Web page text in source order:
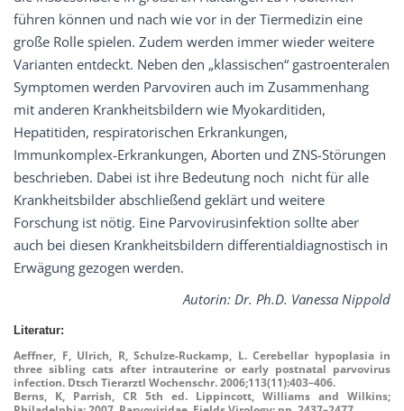
führen können und nach wie vor in der Tiermedizin eine
große Rolle spielen. Zudem werden immer wieder weitere
Varianten entdeckt. Neben den „klassischen“ gastroenteralen
Symptomen werden Parvoviren auch im Zusammenhang
mit anderen Krankheitsbildern wie Myokarditiden,
Hepatitiden, respiratorischen Erkrankungen,
Immunkomplex-Erkrankungen, Aborten und ZNS-Störungen
beschrieben. Dabei ist ihre Bedeutung noch nicht für alle
Krankheitsbilder abschließend geklärt und weitere
Forschung ist nötig. Eine Parvovirusinfektion sollte aber
auch bei diesen Krankheitsbildern differentialdiagnostisch in
Erwägung gezogen werden.
Autorin: Dr. Ph.D. Vanessa Nippold
Literatur:
Aeffner, F, Ulrich, R, Schulze-Ruckamp, L. Cerebellar hypoplasia in
three sibling cats after intrauterine or early postnatal parvovirus
infection. Dtsch Tierarztl Wochenschr.2006;113(11):403–406.
Berns, K, Parrish, CR 5th ed. Lippincott, Williams and Wilkins;